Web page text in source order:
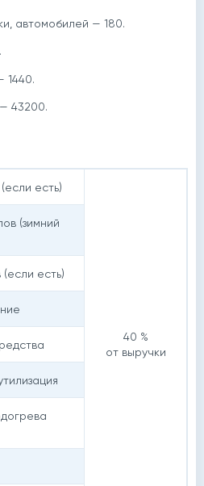
автомобилей — 180.
1440.
43200.
есть)
40 %
от выручки
(зимний
есть)